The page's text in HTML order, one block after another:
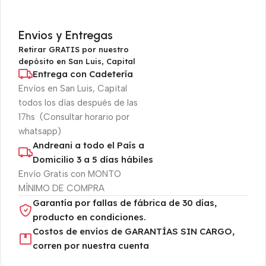
Envios y Entregas
Retirar GRATIS por nuestro
depósito en San Luis, Capital
Entrega con Cadetería
Envíos en San Luis, Capital
todos los días después de las
17hs (Consultar horario por
whatsapp)
Andreani a todo el País a
Domicilio 3 a 5 días hábiles
Envío Gratis con MONTO
MÍNIMO DE COMPRA
Garantía por fallas de fábrica de 30 días,
producto en condiciones.
Costos de envíos de GARANTÍAS SIN CARGO,
corren por nuestra cuenta